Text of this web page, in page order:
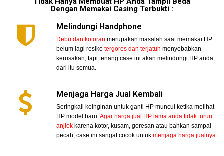
Dengan Memakai Casing Terbukti :
Melindungi Handphone
Debu dan kotoran merupakan masalah saat memakai HP
belum lagi resiko tergores dan terjatuh menyebabkan
kerusakan, tapi tenang case ini akan melindungi HP anda
dari itu semua.
Menjaga Harga Jual Kembali
Seringkali keinginan untuk ganti HP muncul ketika melihat
HP model baru.Agar harga jual HP lama anda tidak turun
anjlok karena kotor, kusam, goresan atau bahkan sampai
pecah, case ini sangat cocok untukmenjaga harga jualnya.